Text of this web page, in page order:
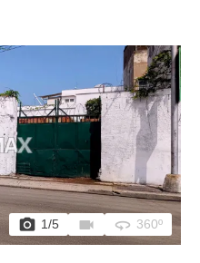
photo_camera 1/5 videocam 360 360º